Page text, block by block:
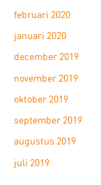
februari 2020
januari 2020
december 2019
november 2019
oktober 2019
september 2019
augustus 2019
juli 2019